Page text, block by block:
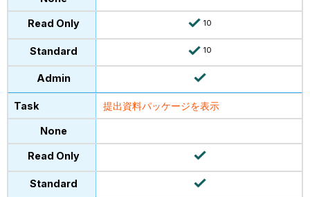
10
10
提出資料パッケージを表示